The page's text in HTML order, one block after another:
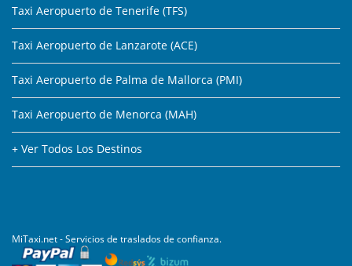
Taxi Aeropuerto de Tenerife (TFS)
Taxi Aeropuerto de Lanzarote (ACE)
Taxi Aeropuerto de Palma de Mallorca (PMI)
Taxi Aeropuerto de Menorca (MAH)
+ Ver Todos Los Destinos
MiTaxi.net - Servicios de traslados de confianza.